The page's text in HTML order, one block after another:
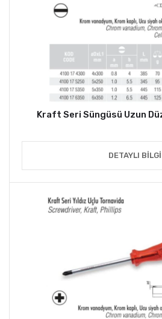
Kraft Seri Süngüsü Uzun
DETAYLI BILGI